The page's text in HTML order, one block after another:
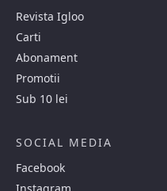
Revista Igloo
Carti
Abonament
Promotii
Sub 10 lei
SOCIAL MEDIA
Facebook